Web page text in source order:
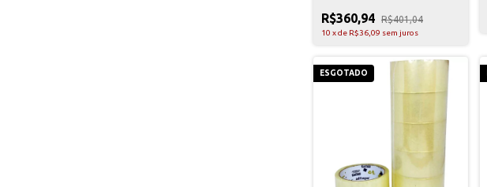
R$360,94 R$401,04
10 xde R$36,09 sem juros
ESGOTADO